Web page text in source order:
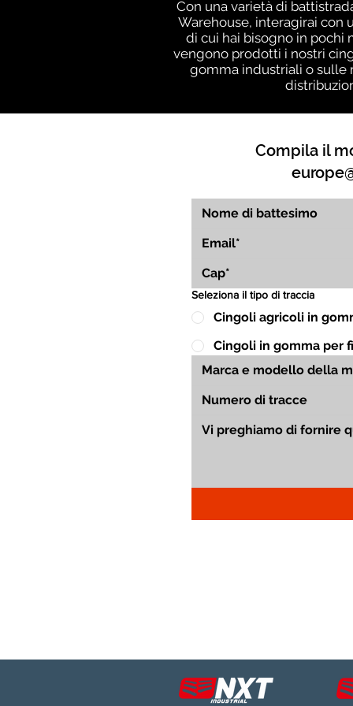
Con una varietà di
Warehouse, interagirai con
di cui hai bisogno in pochi
vengono prodotti i nostri
gomma industriali o sulle
Compila il
Seleziona il tipo di traccia
Cingoli agricoli in
Cingoli in gomma per